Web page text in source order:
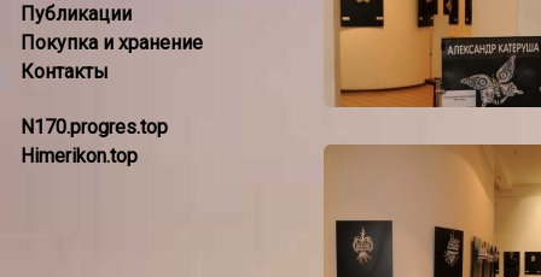
Публикации
Покупка и хранение
Контакты
N170.progres.top
Himerikon.top